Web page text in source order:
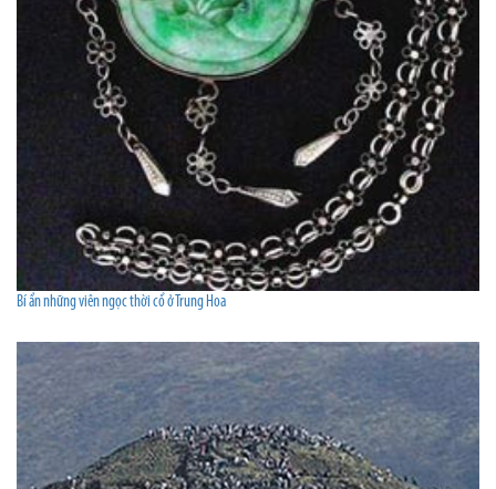
Bí ẩn những viên ngọc thời cổ ở Trung Hoa